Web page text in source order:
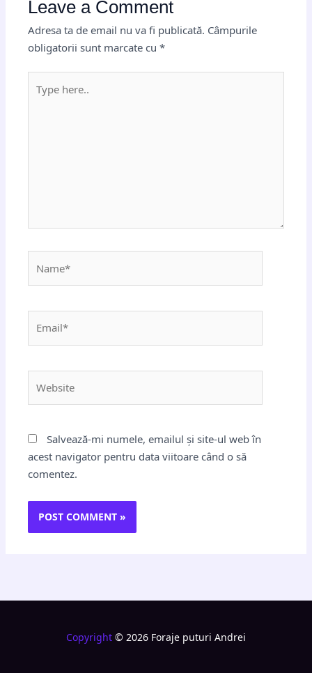
Leave a Comment
Adresa ta de email nu va fi publicată. Câmpurile
obligatorii sunt marcate cu*
here..
Salvează-mi numele, emailul și site-ul web în
acest navigator pentru data viitoare când o să
comentez.
Copyright © 2026 Foraje puturi Andrei